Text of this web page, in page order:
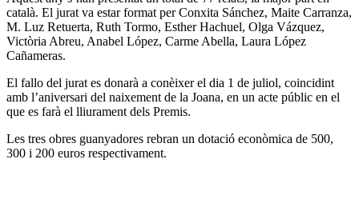
català. El jurat va estar format per Conxita Sánchez, Maite Carranza,
M. Luz Retuerta, Ruth Tormo, Esther Hachuel, Olga Vázquez,
Victòria Abreu, Anabel López, Carme Abella, Laura López
Cañameras.
El fallo del jurat es donarà a conèixer el dia 1 de juliol, coincidint
amb l’aniversari del naixement de la Joana, en un acte públic en el
que es farà el lliurament dels Premis.
Les tres obres guanyadores rebran un dotació econòmica de 500,
300 i 200 euros respectivament.